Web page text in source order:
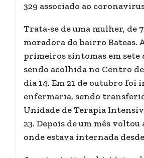
329 associado ao
Trata-se de uma mulher, de
moradora do bairro Bateas.
primeiros sintomas em sete
sendo acolhida no Centro
dia 14. Em 21 de outubro foi
enfermaria, sendo
Unidade de Terapia
23. Depois de um mês
onde estava internada